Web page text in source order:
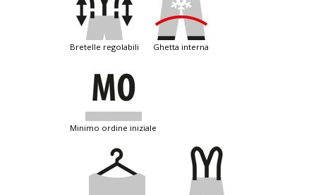
bretelle regolabili ghetta interna
minimo ordine iniziale